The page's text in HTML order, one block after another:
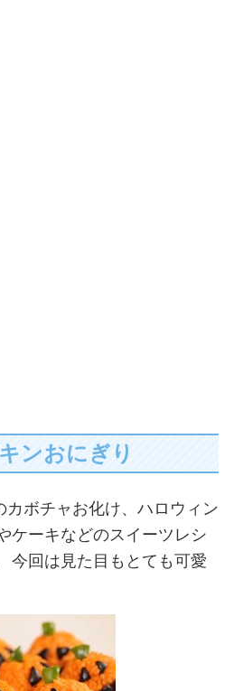
ンおにぎり
ボチャお化け、ハロウィン
ケーキなどのスイーツレシ
今回は見た目もとても可愛